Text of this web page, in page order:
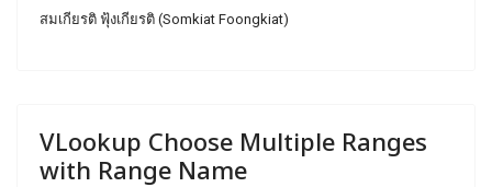
สมเกียรติ ฟุ้งเกียรติ (Somkiat Foongkiat)
VLookup Choose Multiple Ranges
with Range Name